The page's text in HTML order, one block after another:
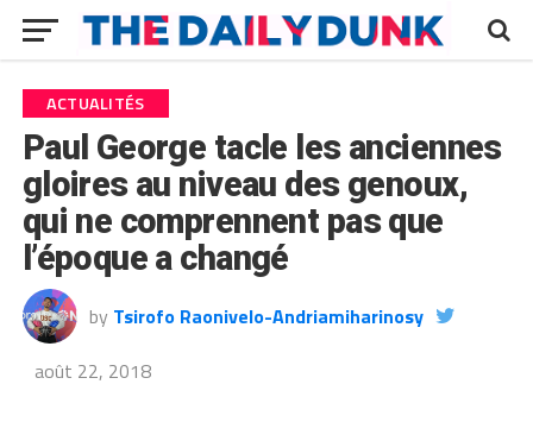
ACTUALITÉS
Paul George tacle les anciennes
gloires au niveau des genoux,
qui ne comprennent pas que
l’époque a changé
by Tsirofo Raonivelo-Andriamiharinosy
août 22, 2018